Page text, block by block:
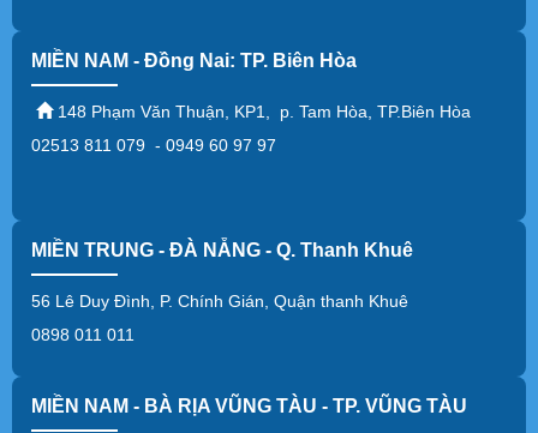
MIỀN NAM - Đồng Nai: TP. Biên Hòa
148 Phạm Văn Thuận, KP1, p. Tam Hòa, TP.Biên Hòa
02513 811 079 - 0949 60 97 97
MIỀN TRUNG - ĐÀ NẴNG - Q. Thanh Khuê
56 Lê Duy Đình, P. Chính Gián, Quận thanh Khuê
0898 011 011
MIỀN NAM - BÀ RỊA VŨNG TÀU - TP. VŨNG TÀU